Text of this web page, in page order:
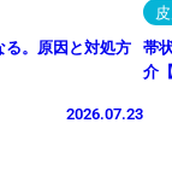
。原因と対処方
2026.07.23
帯
介